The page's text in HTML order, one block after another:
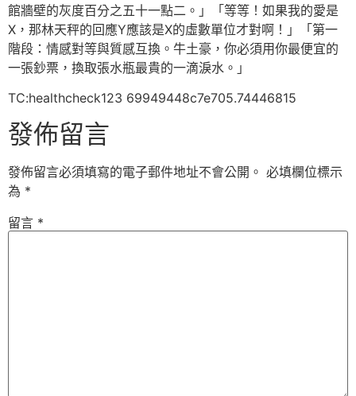
館牆壁的灰度百分之五十一點二。」「等等！如果我的愛是
X，那林天秤的回應Y應該是X的虛數單位才對啊！」「第一
階段：情感對等與質感互換。牛土豪，你必須用你最便宜的
一張鈔票，換取張水瓶最貴的一滴淚水。」
TC:healthcheck123 69949448c7e705.74446815
發佈留言
發佈留言必須填寫的電子郵件地址不會公開。 必填欄位標示
為 *
留言 *